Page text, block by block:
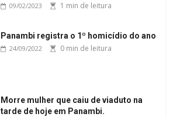
09/02/2023 1 min de leitura
Panambi registra o 1º homicídio do ano
24/09/2022 0 min de leitura
Morre mulher que caiu de viaduto na
tarde de hoje em Panambi.